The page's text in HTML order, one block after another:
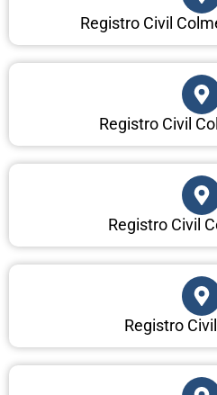
Registro Civil
Registro Civil
Registro Civil
Registro